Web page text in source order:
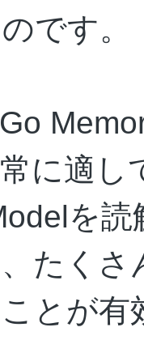
です。
に適
を
たく
とが有